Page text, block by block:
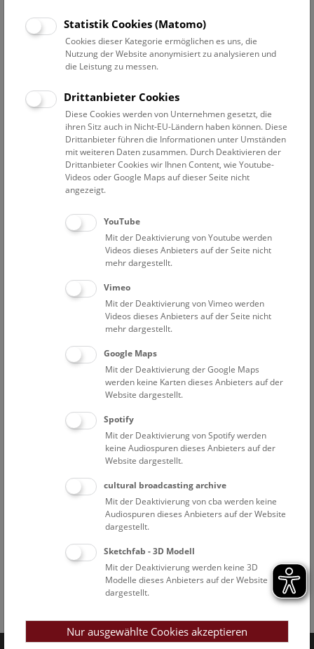
Datum auswählen
Erweiterte Suche
Filter zurücksetzen
1. Januar 2022
Bisher keine Ergebnisse. Dienstags ist das NHM Wien
in der Regel geschlossen. Ausnahmen finden sie
Eine Nacht im Museum
Statistik Cookies (Matomo)
Cookies dieser Kategorie ermöglichen es uns, die
Nutzung der Website anonymisiert zu analysieren und
die Leistung zu messen.
Drittanbieter Cookies
Diese Cookies werden von Unternehmen gesetzt, die
ihren Sitz auch in Nicht-EU-Ländern haben können. Diese
Drittanbieter führen die Informationen unter Umständen
mit weiteren Daten zusammen. Durch Deaktivieren der
Drittanbieter Cookies wir Ihnen Content, wie Youtube-
Videos oder Google Maps auf dieser Seite nicht
angezeigt.
YouTube
Mit der Deaktivierung von Youtube werden
Videos dieses Anbieters auf der Seite nicht
mehr dargestellt.
Vimeo
Mit der Deaktivierung von Vimeo werden
Videos dieses Anbieters auf der Seite nicht
mehr dargestellt.
Google Maps
Mit der Deaktivierung der Google Maps
werden keine Karten dieses Anbieters auf der
Website dargestellt.
Spotify
Mit der Deaktivierung von Spotify werden
keine Audiospuren dieses Anbieters auf der
Website dargestellt.
cultural broadcasting archive
Mit der Deaktivierung von cba werden keine
Audiospuren dieses Anbieters auf der Website
dargestellt.
Sketchfab - 3D Modell
Mit der Deaktivierung werden keine 3D
Modelle dieses Anbieters auf der Website
dargestellt.
Nur ausgewählte Cookies akzeptieren